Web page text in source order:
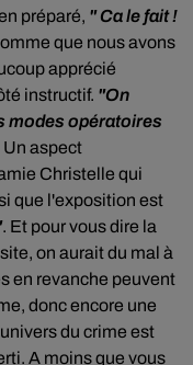
préparé, " Ca le fait !
que nous avons
apprécié
instructif. "On
modes opératoires
aspect
Christelle qui
que l'exposition est
. Et pour vous dire la
on aurait du mal à
en revanche peuvent
donc encore une
du crime est
A moins que vous